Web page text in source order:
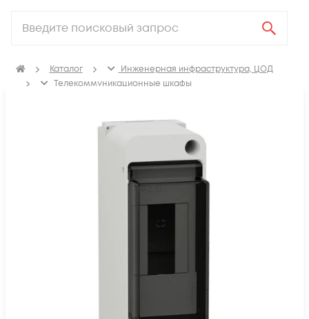
Каталог
Инженерная инфраструктура, ЦОД
Телекоммуникационные шкафы